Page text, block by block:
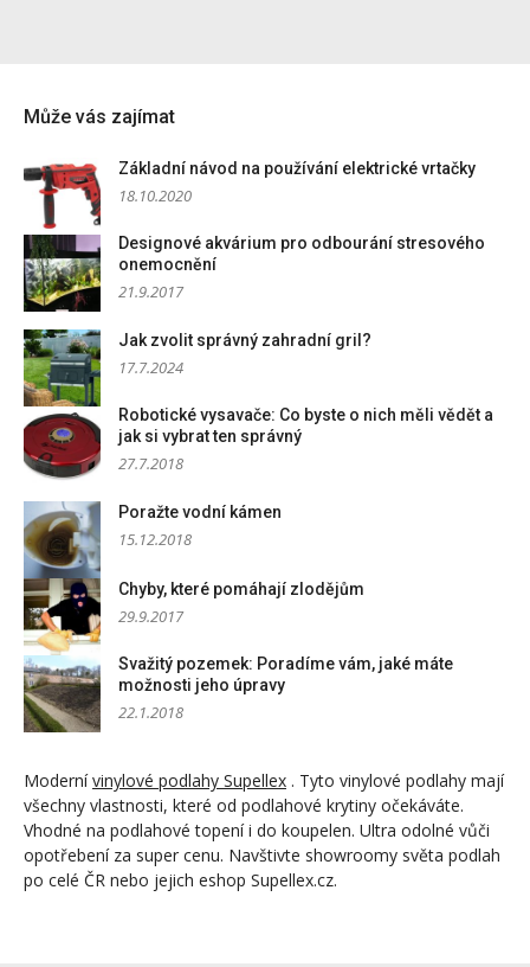
Může vás zajímat
Základní návod na používání elektrické vrtačky
18.10.2020
Designové akvárium pro odbourání stresového
onemocnění
21.9.2017
Jak zvolit správný zahradní gril?
17.7.2024
Robotické vysavače: Co byste o nich měli vědět a
jak si vybrat ten správný
27.7.2018
Poražte vodní kámen
15.12.2018
Chyby, které pomáhají zlodějům
29.9.2017
Svažitý pozemek: Poradíme vám, jaké máte
možnosti jeho úpravy
22.1.2018
Modernívinylové podlahy Supellex . Tyto vinylové podlahy mají
všechny vlastnosti, které od podlahové krytiny očekáváte.
Vhodné na podlahové topení i do koupelen. Ultra odolné vůči
opotřebení za super cenu. Navštivte showroomy světa podlah
po celé ČR nebo jejich eshop Supellex.cz.